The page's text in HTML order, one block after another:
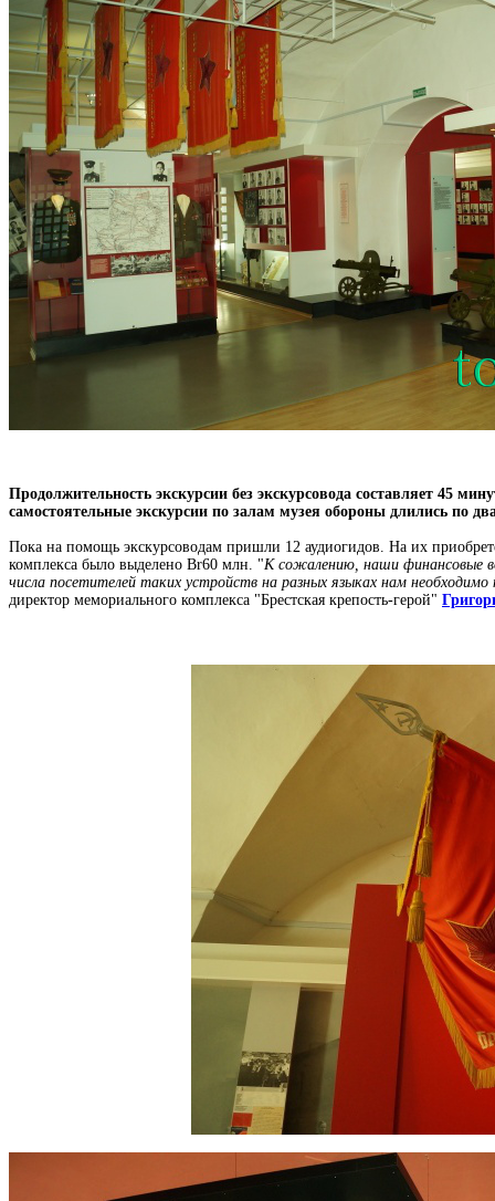
Продолжительность экскурсии без экскурсовода составляет 45
самостоятельные экскурсии по залам музея обороны длились по
Пока на помощь экскурсоводам пришли 12 аудиогидов. На их
комплекса было выделено Br60 млн. "К сожалению, наши финансовые
числа посетителей таких устройств на разных языках нам
директор мемориального комплекса "Брестская крепость-герой"